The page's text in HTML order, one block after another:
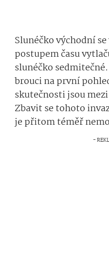
Slunéčko východní
postupem času
slunéčko
brouci na první
skutečnosti jsou
Zbavit se tohoto
je přitom téměř